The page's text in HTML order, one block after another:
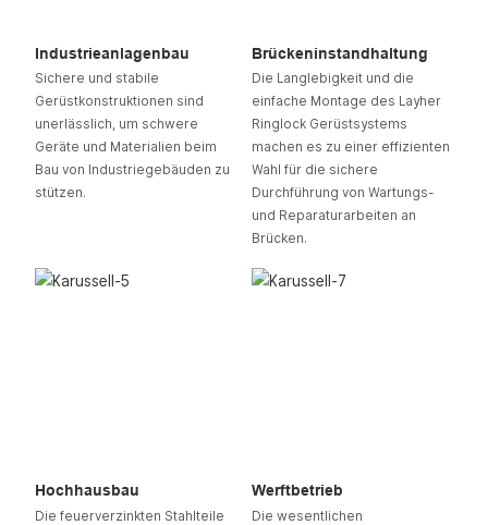
Industrieanlagenbau
Sichere und stabile
Gerüstkonstruktionen sind
unerlässlich, um schwere
Geräte und Materialien beim
Bau von Industriegebäuden zu
stützen.
Brückeninstandhaltung
Die Langlebigkeit und die
einfache Montage des Layher
Ringlock Gerüstsystems
machen es zu einer effizienten
Wahl für die sichere
Durchführung von Wartungs-
und Reparaturarbeiten an
Brücken.
Hochhausbau
Die feuerverzinkten Stahlteile
Werftbetrieb
Die wesentlichen